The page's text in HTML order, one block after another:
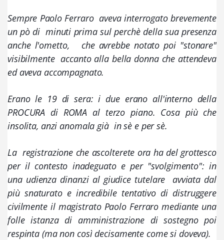
Sempre Paolo Ferraro  aveva interrogato brevemente
un pò di  minuti prima sul perchè della sua presenza
anche l'ometto,   che avrebbe notato poi "stonare"
visibilmente  accanto alla bella donna che attendeva
ed aveva accompagnato.
Erano le 19 di sera: i due erano all'interno della
PROCURA di ROMA al terzo piano. Cosa più che
insolita, anzi anomala già  in sè e per sè.
La  registrazione che ascolterete ora ha del grottesco
per il contesto inadeguato e per "svolgimento": in
una udienza dinanzi al giudice tutelare  avviata dal
più snaturato e incredibile tentativo di distruggere
civilmente il magistrato Paolo Ferraro mediante una
folle istanza di amministrazione di sostegno poi
respinta (ma non così decisamente come si doveva).